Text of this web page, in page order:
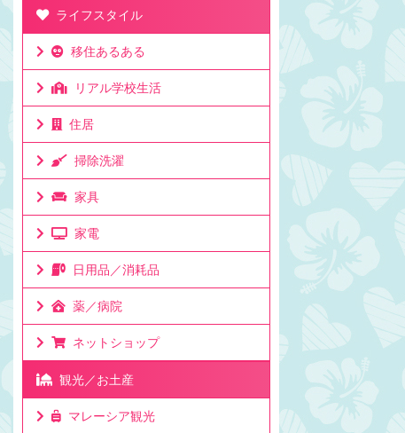
ライフスタイル
移住あるある
リアル学校生活
住居
掃除洗濯
家具
家電
日用品／消耗品
薬／病院
ネットショップ
観光／お土産
マレーシア観光